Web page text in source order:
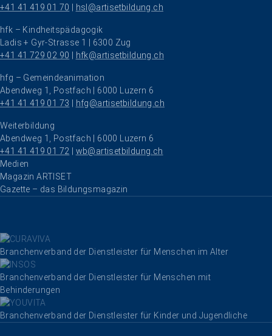
+41 41 419 01 70
hsl@artisetbildung.ch
hfk – Kindheitspädagogik
Ladis + Gyr-Strasse 1 | 6300 Zug
+41 41 729 02 90
hfk@artisetbildung.ch
hfg – Gemeindeanimation
Abendweg 1, Postfach | 6000 Luzern 6
+41 41 419 01 73
hfg@artisetbildung.ch
Weiterbildung
Abendweg 1, Postfach | 6000 Luzern 6
+41 41 419 01 72
wb@artisetbildung.ch
Navigation überspringen
Medien
Magazin ARTISET
Gazette – das Bildungsmagazin
Branchenverband der Dienstleister für Menschen im Alter
Branchenverband der Dienstleister für Menschen mit
Behinderungen
Branchenverband der Dienstleister für Kinder und Jugendliche